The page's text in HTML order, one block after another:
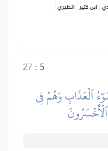
ابن كثير الطبري
5
:
27
ٱلۡعَذَابِ وَهُمۡ فِي